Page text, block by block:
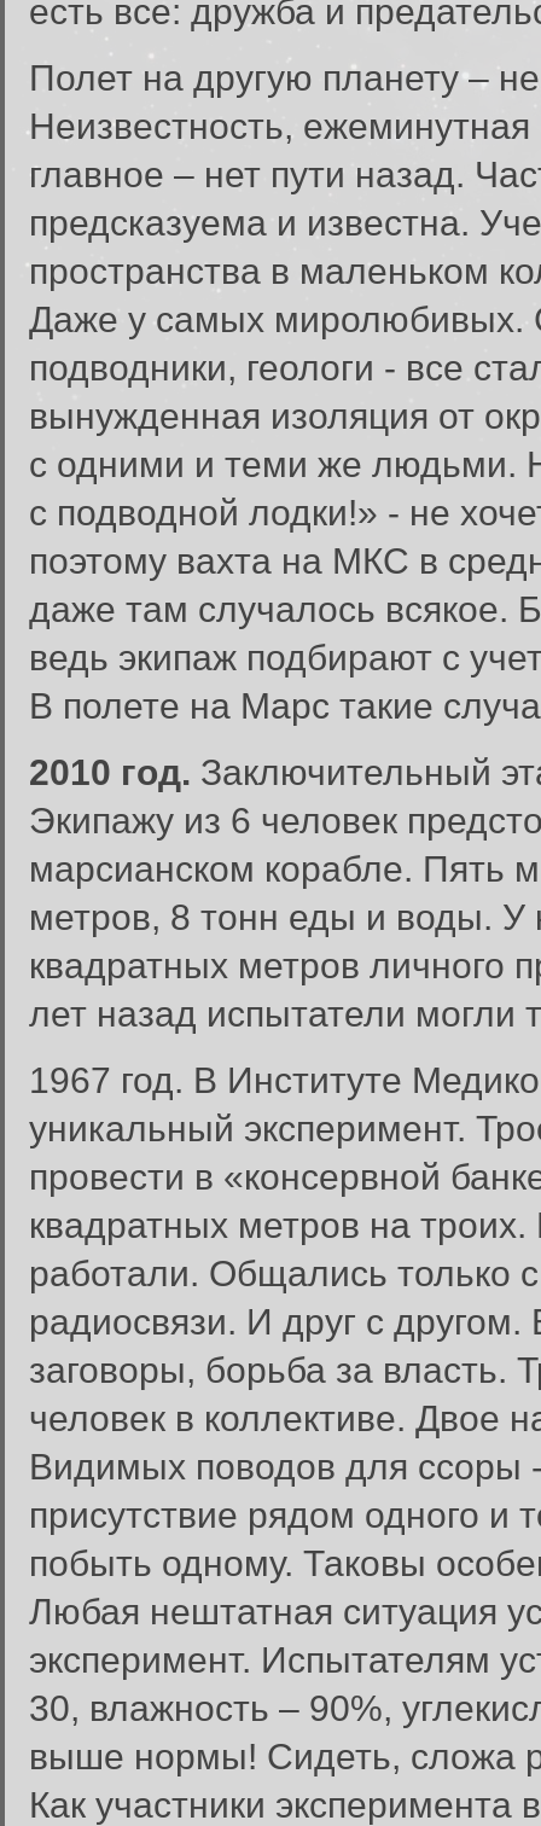
есть все: дружба и
Полет на другую планету –
Неизвестность,
главное – нет пути назад.
предсказуема и известна.
пространства в маленьком
Даже у самых миролюбивых.
подводники, геологи - все
вынужденная изоляция от
с одними и теми же людьми.
с подводной лодки!» - не
поэтому вахта на МКС в
даже там случалось всякое.
ведь экипаж подбирают с
В полете на Марс такие
2010 год. Заключительный
Экипажу из 6 человек
марсианском корабле. Пять
метров, 8 тонн еды и воды. У
квадратных метров личного
лет назад испытатели могли
1967 год. В Институте
уникальный эксперимент.
провести в «консервной
квадратных метров на
работали. Общались только
радиосвязи. И друг с
заговоры, борьба за власть.
человек в коллективе. Двое
Видимых поводов для ссоры
присутствие рядом одного и
побыть одному. Таковы
Любая нештатная ситуация
эксперимент. Испытателям
30, влажность – 90%,
выше нормы! Сидеть, сложа
Как участники